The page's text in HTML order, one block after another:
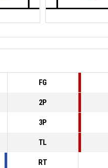
FG
2P
3P
TL
RT